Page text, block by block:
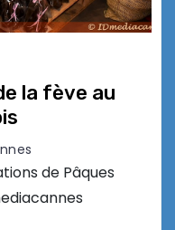
la fève au
de Pâques